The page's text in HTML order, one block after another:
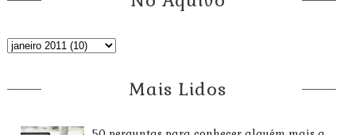
Mais Lidos